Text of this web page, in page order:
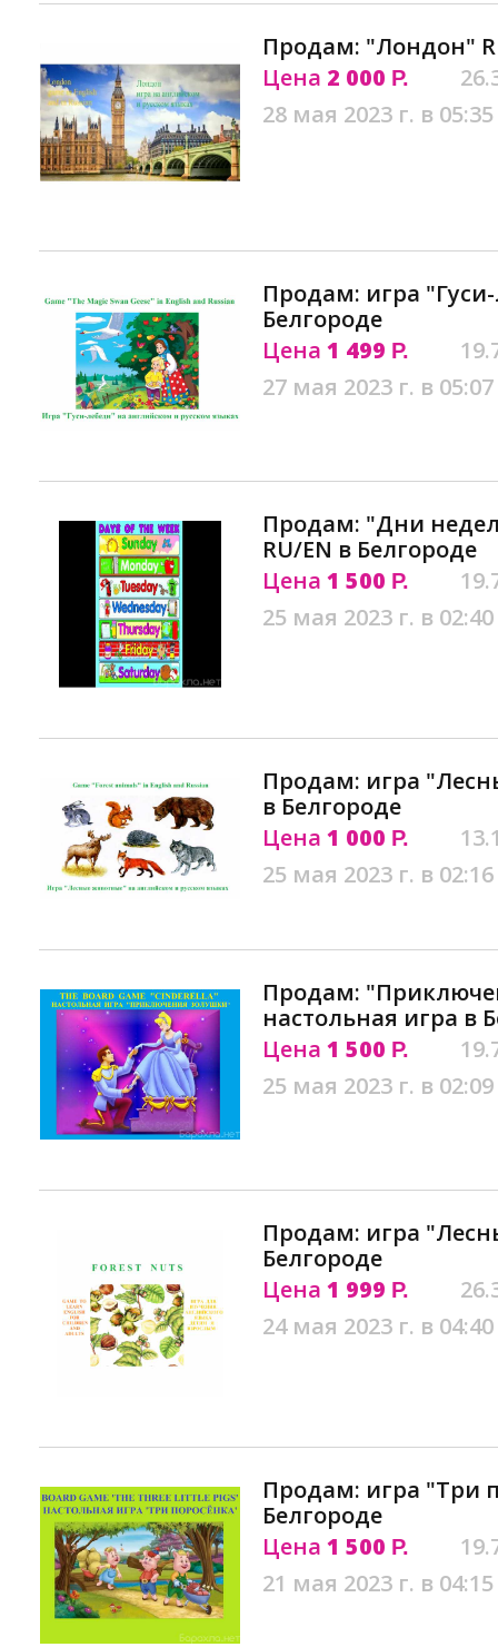
Продам: "Лондон"
Цена 2 000 Р.
28 мая 2023 г. в 05:35
Продам: игра
Белгороде
Цена 1 499 Р.
27 мая 2023 г. в 05:07
Продам: "Дни
RU/EN в Белгороде
Цена 1 500 Р.
25 мая 2023 г. в 02:40
Продам: игра
в Белгороде
Цена 1 000 Р.
25 мая 2023 г. в 02:16
Продам:
настольная игра в
Цена 1 500 Р.
25 мая 2023 г. в 02:09
Продам: игра
Белгороде
Цена 1 999 Р.
24 мая 2023 г. в 04:40
Продам: игра "Три
Белгороде
Цена 1 500 Р.
21 мая 2023 г. в 04:15